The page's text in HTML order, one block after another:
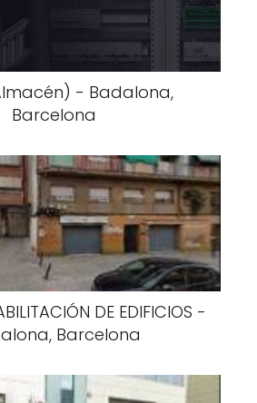
- Badalona,
Barcelona
DE EDIFICIOS -
Barcelona